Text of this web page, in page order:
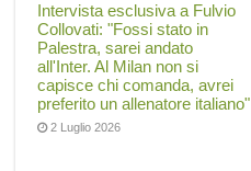
Intervista esclusiva a Fulvio
Collovati: "Fossi stato in
Palestra, sarei andato
all'Inter. Al Milan non si
capisce chi comanda, avrei
preferito un allenatore italiano"
2 Luglio 2026